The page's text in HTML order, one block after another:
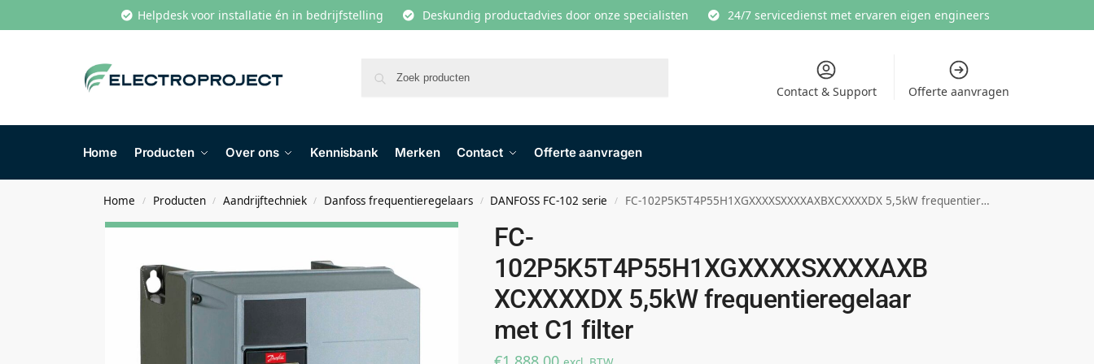
Helpdesk voor installatie én in bedrijfstelling Deskundig productadvies door onze specialisten 24/7 servicedienst met ervaren eigen engineers
Contact & Support Offerte aanvragen
Home Producten Over ons Kennisbank Merken Contact Offerte aanvragen
Home / Producten / Aandrijftechniek / Danfoss frequentieregelaars / DANFOSS FC-102 serie / FC-102P5K5T4P55H1XGXXXXSXXXXAXBXCXXXXDX 5,5kW frequentieregelaar met C1 filter
FC-
102P5K5T4P55H1XGXXXXSXXXXAXB
XCXXXXDX 5,5kW frequentieregelaar
met C1 filter